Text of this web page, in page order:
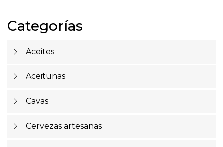
Categorías
Aceites
Aceitunas
Cavas
Cervezas artesanas